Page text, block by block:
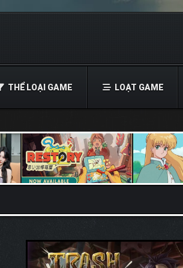
THỂ LOẠI GAME LOẠT GAME